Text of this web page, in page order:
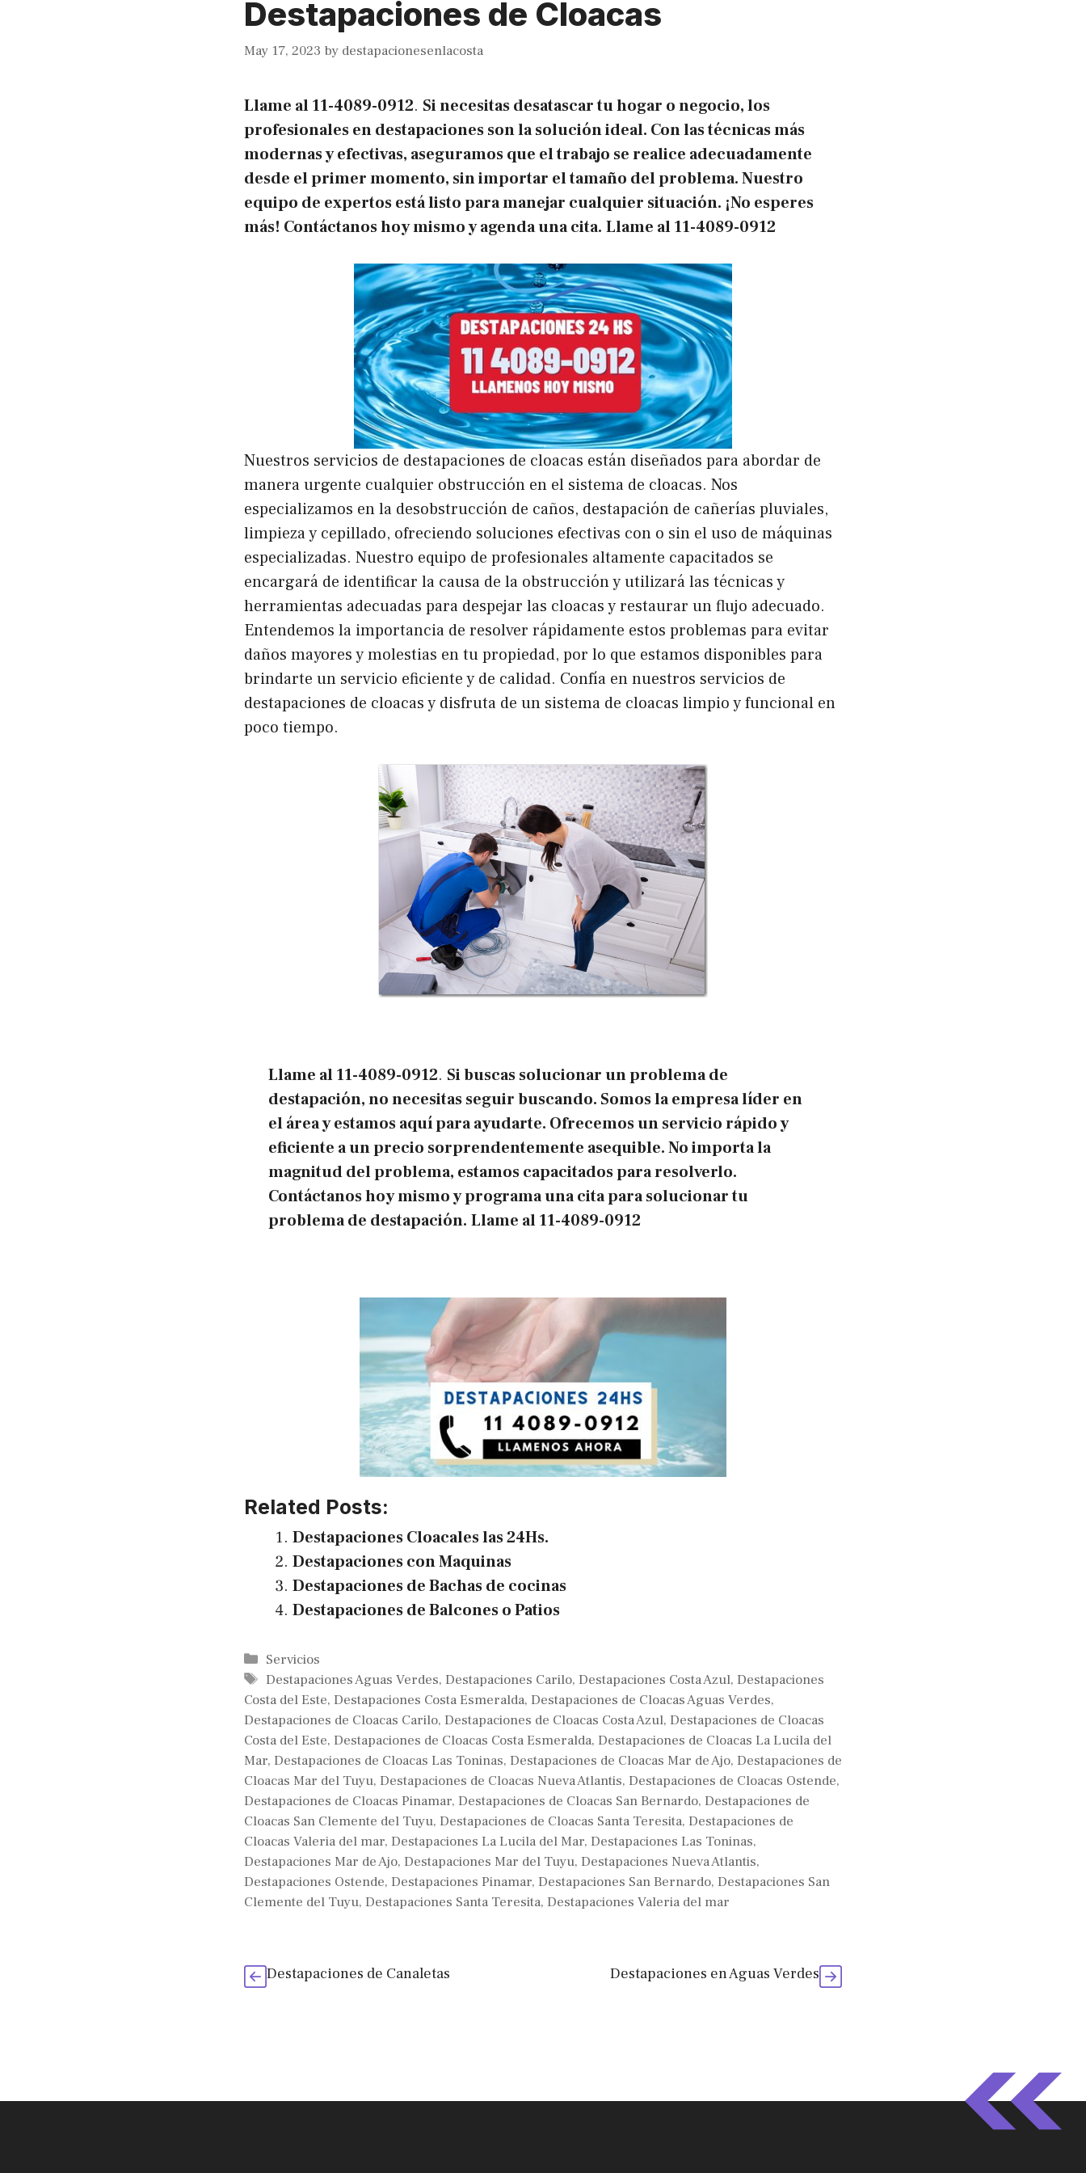
Destapaciones de Cloacas
May 17, 2023 by destapacionesenlacosta
Llame al11-4089-0912. Si necesitas desatascar tu hogar o negocio, los
profesionales en destapaciones son la solución ideal. Con las técnicas más
modernas y efectivas, aseguramos que el trabajo se realice adecuadamente
desde el primer momento, sin importar el tamaño del problema. Nuestro
equipo de expertos está listo para manejar cualquier situación. ¡No esperes
más! Contáctanos hoy mismo y agenda una cita. Llame al11-4089-0912
Nuestros servicios de destapaciones de cloacas están diseñados para abordar de
manera urgente cualquier obstrucción en el sistema de cloacas. Nos
especializamos en la desobstrucción de caños, destapación de cañerías pluviales,
limpieza y cepillado, ofreciendo soluciones efectivas con o sin el uso de máquinas
especializadas. Nuestro equipo de profesionales altamente capacitados se
encargará de identificar la causa de la obstrucción y utilizará las técnicas y
herramientas adecuadas para despejar las cloacas y restaurar un flujo adecuado.
Entendemos la importancia de resolver rápidamente estos problemas para evitar
daños mayores y molestias en tu propiedad, por lo que estamos disponibles para
brindarte un servicio eficiente y de calidad. Confía en nuestros servicios de
destapaciones de cloacas y disfruta de un sistema de cloacas limpio y funcional en
poco tiempo.
Llame al11-4089-0912. Si buscas solucionar un problema de
destapación, no necesitas seguir buscando. Somos la empresa líder en
el área y estamos aquí para ayudarte. Ofrecemos un servicio rápido y
eficiente a un precio sorprendentemente asequible. No importa la
magnitud del problema, estamos capacitados para resolverlo.
Contáctanos hoy mismo y programa una cita para solucionar tu
problema de destapación. Llame al11-4089-0912
Related Posts:
Destapaciones Cloacales las 24Hs.
Destapaciones con Maquinas
Destapaciones de Bachas de cocinas
Destapaciones de Balcones o Patios
Categories
Servicios
Tags
Destapaciones Aguas Verdes,Destapaciones Carilo,Destapaciones Costa Azul,Destapaciones
Costa del Este, Destapaciones Costa Esmeralda, Destapaciones de Cloacas Aguas Verdes,
Destapaciones de Cloacas Carilo, Destapaciones de Cloacas Costa Azul, Destapaciones de Cloacas
Costa del Este, Destapaciones de Cloacas Costa Esmeralda, Destapaciones de Cloacas La Lucila del
Mar, Destapaciones de Cloacas Las Toninas, Destapaciones de Cloacas Mar de Ajo, Destapaciones de
Cloacas Mar del Tuyu, Destapaciones de Cloacas Nueva Atlantis, Destapaciones de Cloacas Ostende,
Destapaciones de Cloacas Pinamar, Destapaciones de Cloacas San Bernardo, Destapaciones de
Cloacas San Clemente del Tuyu, Destapaciones de Cloacas Santa Teresita, Destapaciones de
Cloacas Valeria del mar, Destapaciones La Lucila del Mar, Destapaciones Las Toninas,
Destapaciones Mar de Ajo, Destapaciones Mar del Tuyu, Destapaciones Nueva Atlantis,
Destapaciones Ostende, Destapaciones Pinamar, Destapaciones San Bernardo, Destapaciones San
Clemente del Tuyu, Destapaciones Santa Teresita, Destapaciones Valeria del mar
Destapaciones de Canaletas Destapaciones en Aguas Verdes